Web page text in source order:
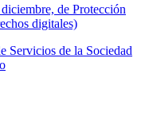
de Protección
digitales)
Servicios de la Sociedad